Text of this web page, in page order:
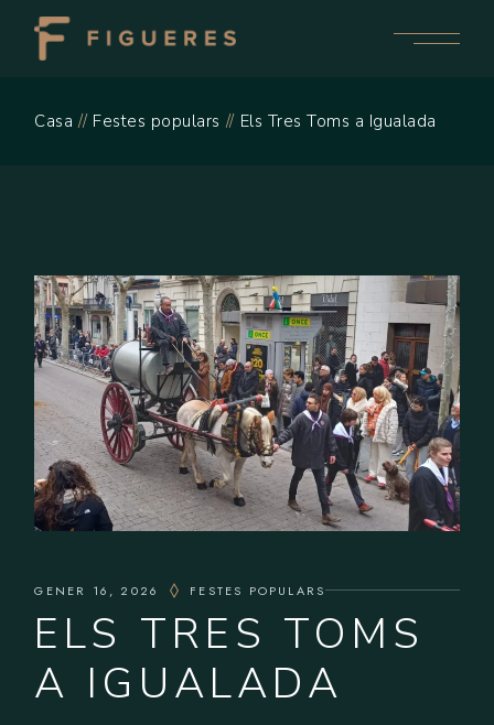
Casa Festes populars Els Tres Toms a Igualada
GENER 16, 2026 FESTES POPULARS
ELS TRES TOMS
A IGUALADA